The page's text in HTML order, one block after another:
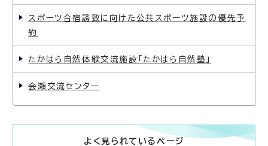
スポーツ合宿誘致に向けた公共スポーツ施設の優先予
約
たかはら自然体験交流施設「たかはら自然塾」
会瀬交流センター
よく見られているページ